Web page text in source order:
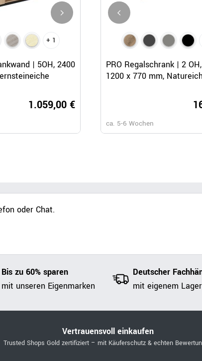
+ 1
| 5OH, 2400
1.059,00 €
+ 1
CHOICE Schrankwand | 6OH,
x 2170 mm, Bernsteineiche
ca. 6-8 Wochen
PRO Regalschrank | 2
1200 x 770 mm,
ca. 5-6 Wochen
oder Chat.
Bis zu 60% sparen
mit unseren Eigenmarken
Deutscher
mit eigenem Lager
Vertrauensvoll einkaufen
Trusted Shops Gold zertifiziert – mit Käuferschutz & echten